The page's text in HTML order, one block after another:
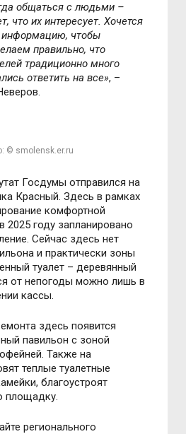
общаться с людьми –
что их интересует. Хочется
информацию, чтобы
правильно, что
традиционно много
ответить на все», –
© smolensk.er.ru
Госдумы отправился на
Красный. Здесь в рамках
комфортной
2025 году запланировано
Сейчас здесь нет
и практически зоны
туалет – деревянный
от непогоды можно лишь в
кассы.
здесь появится
павильон с зоной
Также на
теплые туалетные
благоустроят
площадку.
регионального